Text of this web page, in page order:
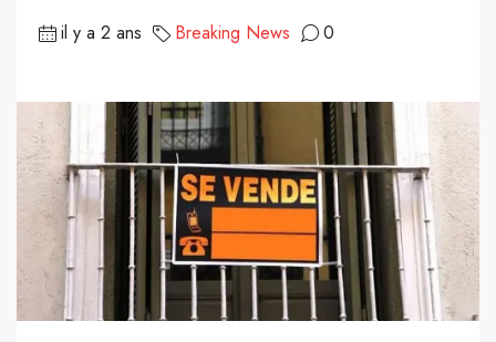
il y a 2 ans Breaking News 0